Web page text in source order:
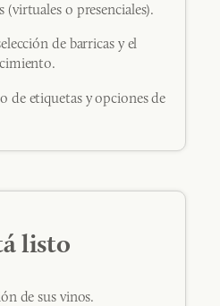
(virtuales o presenciales).
de barricas y el
de etiquetas y opciones de
listo
de sus vinos.